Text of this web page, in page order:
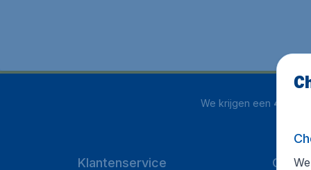
We krijgen een 4 uit 5
Klantenservice